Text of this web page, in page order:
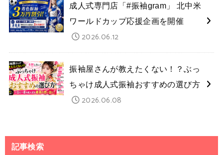
成人式専門店「#振袖gram」 北中米
ワールドカップ応援企画を開催
2026.06.12
振袖屋さんが教えたくない！？ぶっ
ちゃけ成人式振袖おすすめの選び方
2026.06.08
記事検索